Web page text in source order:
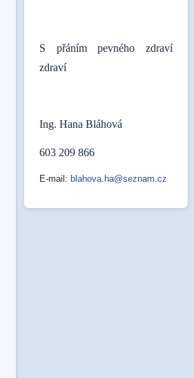
S přáním pevného zdraví
zdraví
Ing. Hana Bláhová
603 209 866
E-mail: blahova.ha@seznam.cz